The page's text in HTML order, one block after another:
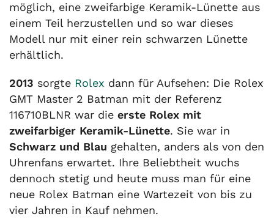
möglich, eine zweifarbige Keramik-Lünette aus
einem Teil herzustellen und so war dieses
Modell nur mit einer rein schwarzen Lünette
erhältlich.
2013 sorgte Rolex dann für Aufsehen: Die Rolex
GMT Master 2 Batman mit der Referenz
116710BLNR war die erste Rolex mit
zweifarbiger Keramik-Lünette. Sie war in
Schwarz und Blau gehalten, anders als von den
Uhrenfans erwartet. Ihre Beliebtheit wuchs
dennoch stetig und heute muss man für eine
neue Rolex Batman eine Wartezeit von bis zu
vier Jahren in Kauf nehmen.